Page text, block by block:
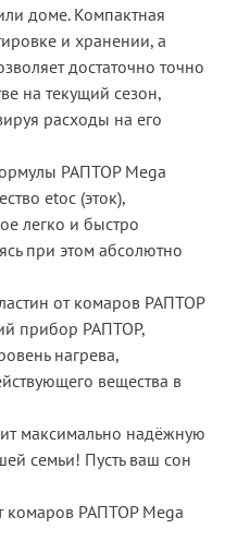
доме. Компактная
и хранении, а
достаточно точно
на текущий сезон,
расходы на его
РАПТОР Mega
etoc (эток),
легко и быстро
при этом абсолютно
от комаров РАПТОР
прибор РАПТОР,
нагрева,
вещества в
максимально надёжную
семьи! Пусть ваш сон
комаров РАПТОР Mega